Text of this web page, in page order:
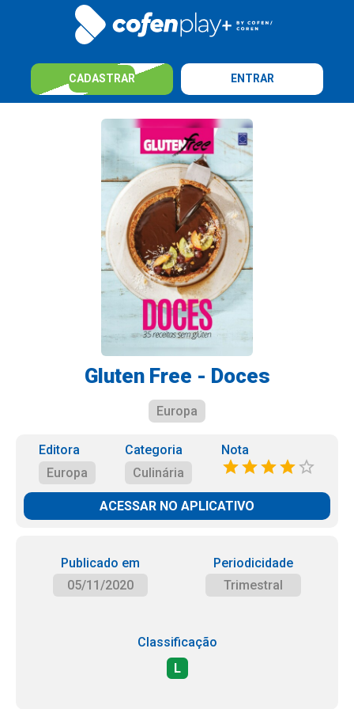
CADASTRAR ENTRAR
Gluten Free - Doces
Europa
Editora
Europa
Categoria
Culinária
Nota
ACESSAR NO APLICATIVO
Publicado em
05/11/2020
Periodicidade
Trimestral
Classificação
L